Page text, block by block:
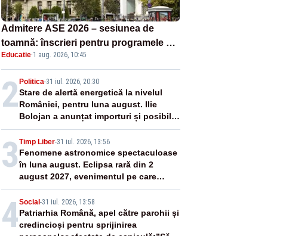
Admitere ASE 2026 – sesiunea de
toamnă: înscrieri pentru programele de
licență, masterat și doctorat
Educatie·1 aug. 2026, 10:45
2Politica-31 iul. 2026, 20:30
Stare de alertă energetică la nivelul
României, pentru luna august. Ilie
Bolojan a anunțat importuri și posibile
restricții – VIDEO
3 Timp Liber-31 iul. 2026, 13:56
Fenomene astronomice spectaculoase
în luna august. Eclipsa rară din 2
august 2027, evenimentul pe care
generația noastră nu îl va mai vedea
4Social-31 iul. 2026, 13:58
Patriarhia Română, apel către parohii și
credincioși pentru sprijinirea